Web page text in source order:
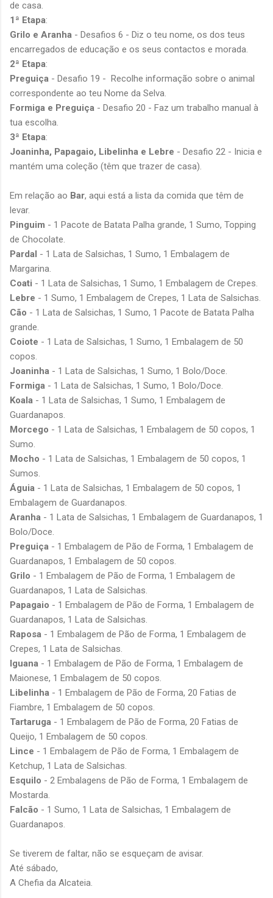
de casa.
1ª Etapa:
Grilo e Aranha - Desafios 6 - Diz o teu nome, os dos teus
encarregados de educação e os seus contactos e morada.
2ª Etapa:
Preguiça - Desafio 19 - Recolhe informação sobre o animal
correspondente ao teu Nome da Selva.
Formiga e Preguiça - Desafio 20 - Faz um trabalho manual à
tua escolha.
3ª Etapa:
Joaninha, Papagaio, Libelinha e Lebre - Desafio 22 - Inicia e
mantém uma coleção (têm que trazer de casa).
Em relação ao Bar, aqui está a lista da comida que têm de
levar.
Pinguim - 1 Pacote de Batata Palha grande, 1 Sumo, Topping
de Chocolate.
Pardal - 1 Lata de Salsichas, 1 Sumo, 1 Embalagem de
Margarina.
Coati - 1 Lata de Salsichas, 1 Sumo, 1 Embalagem de Crepes.
Lebre - 1 Sumo, 1 Embalagem de Crepes, 1 Lata de Salsichas.
Cão - 1 Lata de Salsichas, 1 Sumo, 1 Pacote de Batata Palha
grande.
Coiote - 1 Lata de Salsichas, 1 Sumo, 1 Embalagem de 50
copos.
Joaninha - 1 Lata de Salsichas, 1 Sumo, 1 Bolo/Doce.
Formiga - 1 Lata de Salsichas, 1 Sumo, 1 Bolo/Doce.
Koala - 1 Lata de Salsichas, 1 Sumo, 1 Embalagem de
Guardanapos.
Morcego - 1 Lata de Salsichas, 1 Embalagem de 50 copos, 1
Sumo.
Mocho - 1 Lata de Salsichas, 1 Embalagem de 50 copos, 1
Sumos.
Águia - 1 Lata de Salsichas, 1 Embalagem de 50 copos, 1
Embalagem de Guardanapos.
Aranha - 1 Lata de Salsichas, 1 Embalagem de Guardanapos, 1
Bolo/Doce.
Preguiça - 1 Embalagem de Pão de Forma, 1 Embalagem de
Guardanapos, 1 Embalagem de 50 copos.
Grilo - 1 Embalagem de Pão de Forma, 1 Embalagem de
Guardanapos, 1 Lata de Salsichas.
Papagaio - 1 Embalagem de Pão de Forma, 1 Embalagem de
Guardanapos, 1 Lata de Salsichas.
Raposa - 1 Embalagem de Pão de Forma, 1 Embalagem de
Crepes, 1 Lata de Salsichas.
Iguana - 1 Embalagem de Pão de Forma, 1 Embalagem de
Maionese, 1 Embalagem de 50 copos.
Libelinha - 1 Embalagem de Pão de Forma, 20 Fatias de
Fiambre, 1 Embalagem de 50 copos.
Tartaruga - 1 Embalagem de Pão de Forma, 20 Fatias de
Queijo, 1 Embalagem de 50 copos.
Lince - 1 Embalagem de Pão de Forma, 1 Embalagem de
Ketchup, 1 Lata de Salsichas.
Esquilo - 2 Embalagens de Pão de Forma, 1 Embalagem de
Mostarda.
Falcão - 1 Sumo, 1 Lata de Salsichas, 1 Embalagem de
Guardanapos.
Se tiverem de faltar, não se esqueçam de avisar.
Até sábado,
A Chefia da Alcateia.